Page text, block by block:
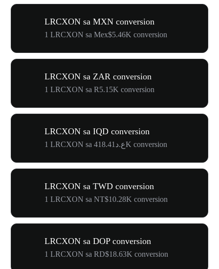
LRCXON sa MXN conversion
1 LRCXON sa Mex$5.46K conversion
LRCXON sa ZAR conversion
1 LRCXON sa R5.15K conversion
LRCXON sa IQD conversion
1 LRCXON sa ع.د418.41K conversion
LRCXON sa TWD conversion
1 LRCXON sa NT$10.28K conversion
LRCXON sa DOP conversion
1 LRCXON sa RD$18.63K conversion